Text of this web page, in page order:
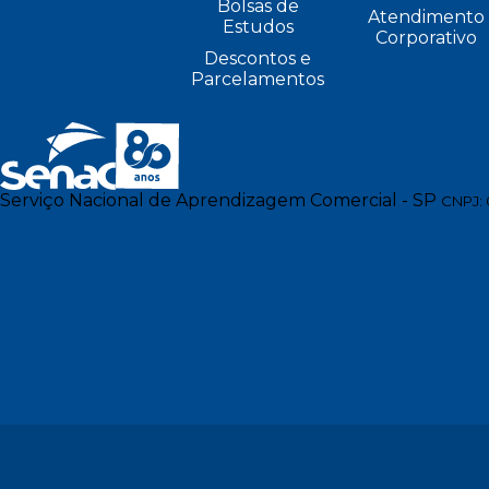
Bolsas de
Estudos
Descontos e
Parcelamentos
Atendimento
Corporativo
Serviço Nacional de Aprendizagem Comercial - SP